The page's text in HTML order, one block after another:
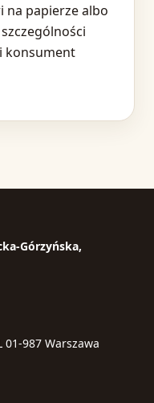
na papierze albo
konsument
Górzyńska,
01-987 Warszawa